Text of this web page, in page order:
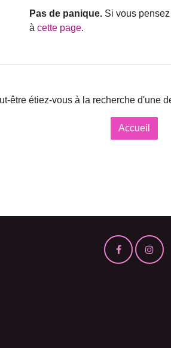
Pas de panique.Si vous pensez
cette page.
être étiez-vous à la recherche d'une
Accueil